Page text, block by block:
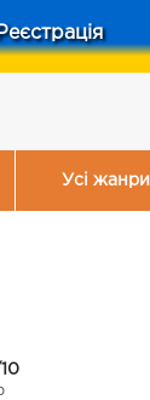
Реєстрація
Усі жанри